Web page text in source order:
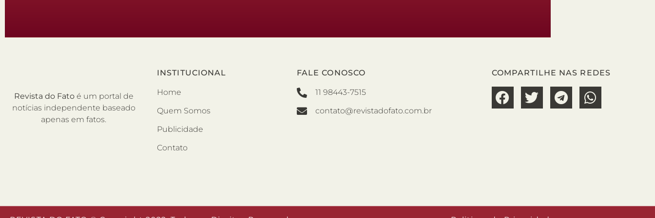
Revista do Fato é um portal de
notícias independente baseado
apenas em fatos.
INSTITUCIONAL
Home
Quem Somos
Publicidade
Contato
FALE CONOSCO
11 98443-7515
contato@revistadofato.com.br
COMPARTILHE NAS REDES